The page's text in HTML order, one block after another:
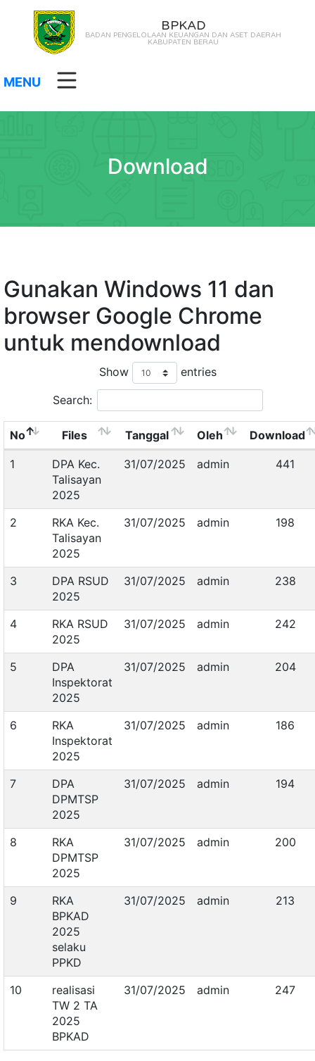
BPKAD
BADAN PENGELOLAAN KEUANGAN DAN ASET DAERAH
KABUPATEN BERAU
MENU
Download
Gunakan Windows 11 dan
browser Google Chrome
untuk mendownload
Show entries
Search:
No Files Tanggal Oleh Download
1
DPA Kec.
Talisayan
2025
31/07/2025 admin 441
2
RKA Kec.
Talisayan
2025
31/07/2025 admin 198
3
DPA RSUD
2025
31/07/2025 admin 238
4
RKA RSUD
2025
31/07/2025 admin 242
5
DPA
Inspektorat
2025
31/07/2025 admin 204
6
RKA
Inspektorat
2025
31/07/2025 admin 186
7
DPA
DPMTSP
2025
31/07/2025 admin 194
8
RKA
DPMTSP
2025
31/07/2025 admin 200
9
RKA
BPKAD
2025
selaku
PPKD
31/07/2025 admin 213
10
realisasi
TW 2 TA
2025
BPKAD
31/07/2025 admin 247